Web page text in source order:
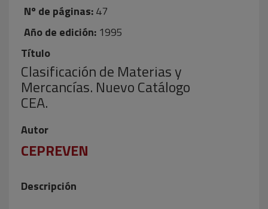
Nº de páginas:47
Año de edición: 1995
Título
Clasificación de Materias y
Mercancías. Nuevo Catálogo
CEA.
Autor
CEPREVEN
Descripción